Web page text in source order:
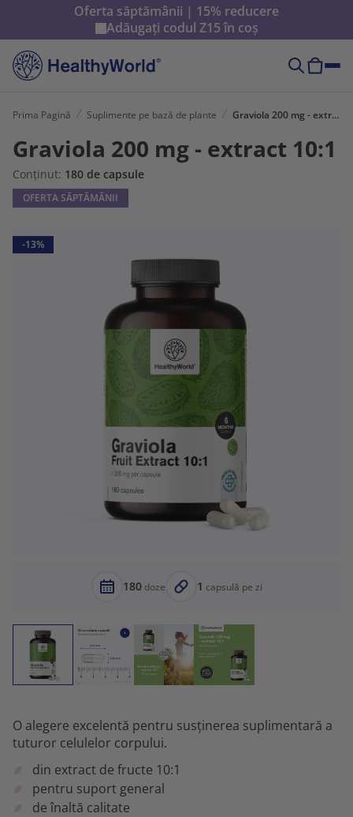
Oferta săptămânii | 15% reducere
Adăugați codul Z15în coș
Prima Pagină Suplimente pe bază de plante Graviola 200 mg - extract 10:1
Graviola 200 mg - extract 10:1
Conținut: 180 de capsule
OFERTA SĂPTĂMÂNII
-13%
180doze 1 capsulă pe zi
O alegere excelentă pentru susținerea suplimentară a
tuturor celulelor corpului.
din extract de fructe 10:1
pentru suport general
de înaltă calitate